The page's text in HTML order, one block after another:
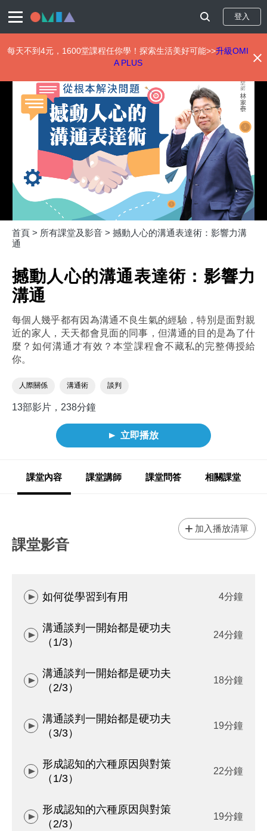
登入
每天不到4元，1600堂課程任你學！探索生活美好可能>>升級OMI
A PLUS
首頁 > 所有課堂及影音 > 撼動人心的溝通表達術：影響力溝
通
撼動人心的溝通表達術：影響力
溝通
每個人幾乎都有因為溝通不良生氣的經驗，特別是面對親
近的家人，天天都會見面的同事，但溝通的目的是為了什
麼？如何溝通才有效？本堂課程會不藏私的完整傳授給
你。
人際關係 溝通術 談判
13部影片，238分鐘
立即播放
課堂內容 課堂講師 課堂問答 相關課堂
課堂影音
加入播放清單
如何從學習到有用 4分鐘
溝通談判一開始都是硬功夫
（1/3）
24分鐘
溝通談判一開始都是硬功夫
（2/3）
18分鐘
溝通談判一開始都是硬功夫
（3/3）
19分鐘
形成認知的六種原因與對策
（1/3）
22分鐘
形成認知的六種原因與對策
（2/3）
19分鐘